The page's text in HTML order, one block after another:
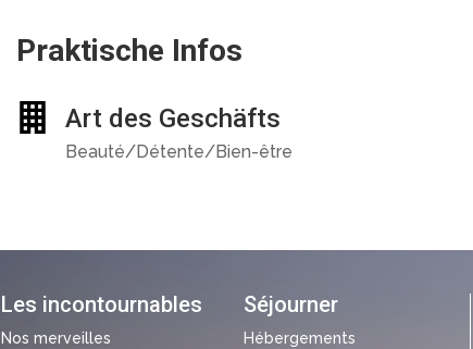
Praktische Infos
Art des Geschäfts
Beauté/Détente/Bien-être
Les incontournables
Nos merveilles
Séjourner
Hébergements